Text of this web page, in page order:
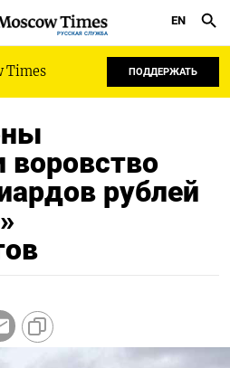
РУССКАЯ СЛУЖБА
EN
Times ПОДДЕРЖАТЬ
рублей